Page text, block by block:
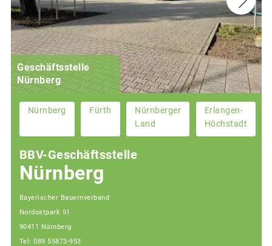
Geschäftsstelle
Nürnberg
Nürnberg Fürth
Nürnberger
Land
Erlangen-
Höchstadt
BBV-Geschäftsstelle
Nürnberg
Bayerischer Bauernverband
Nordostpark 51
90411 Nürnberg
Tel: 089 55873-953